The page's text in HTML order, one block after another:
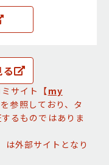
る
サイト【my
参照しており、タ
るものではありま
外部サイトとなり